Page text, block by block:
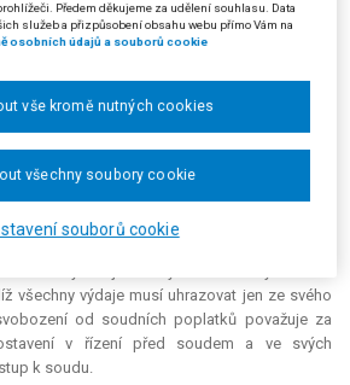
nést i náklady soudního poplatku. Připomněl i
úspěchu ve sporu a z toho plynoucí
nerozhodnou skutečnost.
namítá, že účelem procesního institutu
poplatků je ochrana účastníka nacházejícího
nepřiměřeně tvrdým dopadem zákona.
soud zkoumat celkové (sociální a materiální)
všechny výdaje musí uhrazovat jen ze svého
od soudních poplatků považuje za
v řízení před soudem a ve svých
k soudu.
Předem děkujeme za udělení souhlasu. Data
služeb a přizpůsobení obsahu webu přímo Vám na
osobních údajů a souborů cookie
souborů cookie
vše kromě nutných cookies
všechny soubory cookie